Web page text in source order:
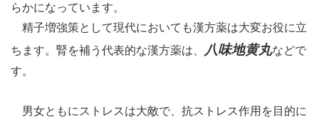
らかになっています。
精子増強策として現代においても漢方薬は大変お役に立
ちます。腎を補う代表的な漢方薬は、
八味地黄丸などで
す。
男女ともにストレスは大敵で、抗ストレス作用を目的に